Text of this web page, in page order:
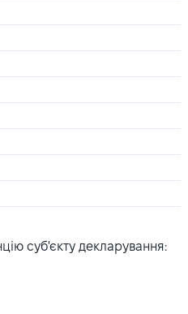
суб'єкту декларування: